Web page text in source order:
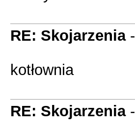
RE: Skojarzenia-
kotłownia
RE: Skojarzenia-